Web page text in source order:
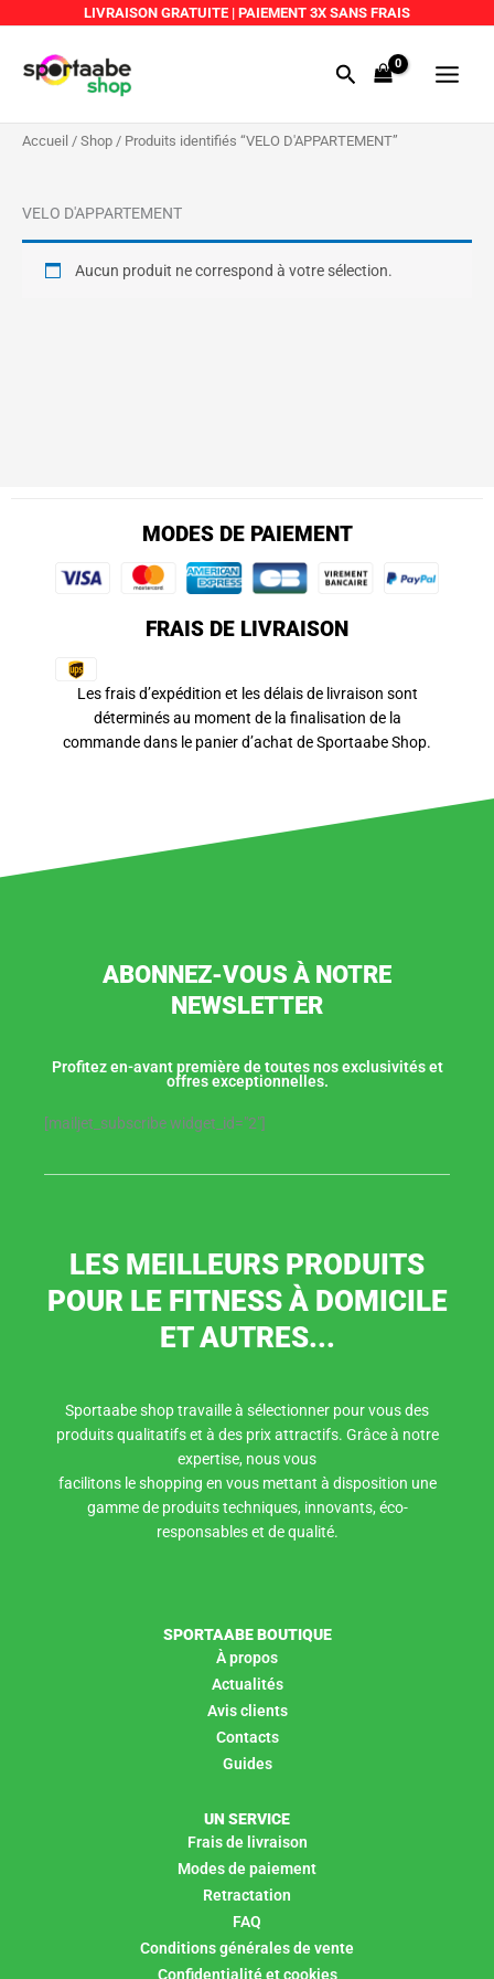
contenu
LIVRAISON GRATUITE | PAIEMENT 3X SANS FRAIS
RechercherMenu
Accueil / Shop / Produits identifiés “VELO D'APPARTEMENT”
VELO D'APPARTEMENT
Aucun produit ne correspond à votre sélection.
MODES DE PAIEMENT
FRAIS DE LIVRAISON
Les frais d’expédition et les délais de livraison sont
déterminés au moment de la finalisation de la
commande dans le panier d’achat de Sportaabe Shop.
ABONNEZ-VOUS À NOTRE
NEWSLETTER
Profitez en-avant première de toutes nos exclusivités et
offres exceptionnelles.
[mailjet_subscribe widget_id="2"]
LES MEILLEURS PRODUITS
POUR LE FITNESS À DOMICILE
ET AUTRES...
Sportaabe shop travaille à sélectionner pour vous des
produits qualitatifs et à des prix attractifs. Grâce à notre
expertise, nous vous
facilitons le shopping en vous mettant à disposition une
gamme de produits techniques, innovants, éco-
responsables et de qualité.
SPORTAABE BOUTIQUE
À propos
Actualités
Avis clients
Contacts
Guides
UN SERVICE
Frais de livraison
Modes de paiement
Retractation
FAQ
Conditions générales de vente
Confidentialité et cookies